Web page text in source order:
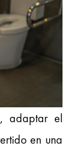
adaptar el
en una